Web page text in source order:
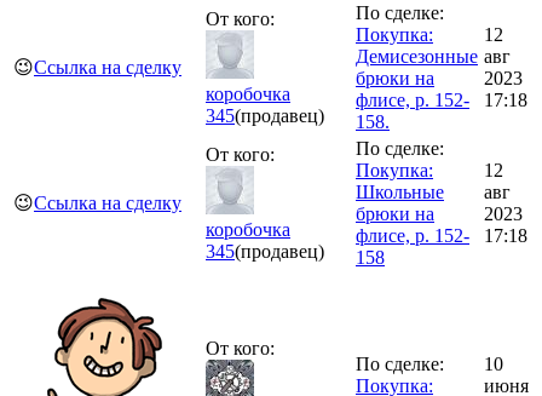
😉Ссылка на сделку
От кого:
коробочка
345(продавец)
По сделке:
Покупка:
Демисезонные
брюки на
флисе, р. 152-
158.
12
авг
2023
17:18
😉Ссылка на сделку
От кого:
коробочка
345(продавец)
По сделке:
Покупка:
Школьные
брюки на
флисе, р. 152-
158
12
авг
2023
17:18
От кого:
По сделке:
Покупка:
10
июня